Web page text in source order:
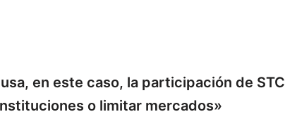
en este caso, la participación de STC
o limitar mercados»